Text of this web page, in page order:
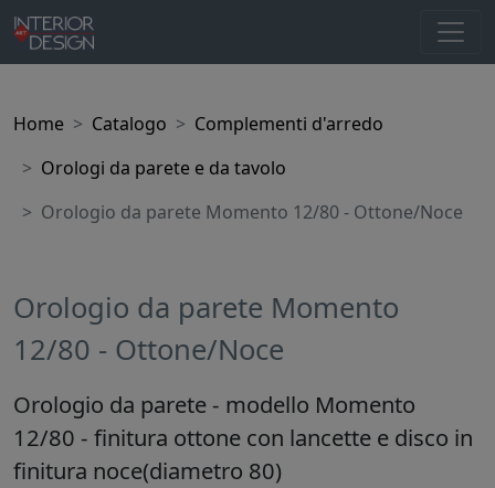
Home Catalogo
Complementi d'arredo
Orologi da parete e da tavolo
Orologio da parete Momento 12/80 - Ottone/Noce
Orologio da parete Momento
12/80 - Ottone/Noce
Orologio da parete - modello Momento
12/80 - finitura ottone con lancette e disco in
finitura noce(diametro 80)